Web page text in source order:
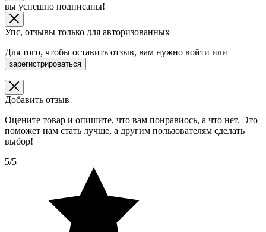
вы успешно подписаны!
Упс, отзывы только для авторизованных
Для того, чтобы оставить отзыв, вам нужно войти или
зарегистрироваться
Добавить отзыв
Оцените товар и опишите, что вам понравиось, а что нет. Это
поможет нам стать лучше, а другим пользователям сделать
выбор!
5/5